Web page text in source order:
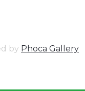
by Phoca Gallery